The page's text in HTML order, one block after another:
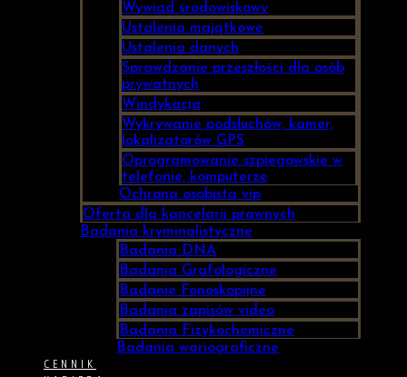
Wywiad środowiskowy
Ustalenia majątkowe
Ustalenia danych
Sprawdzanie przeszłości dla osób
prywatnych
Windykacja
Wykrywanie podsłuchów, kamer,
lokalizatorów GPS
Oprogramowanie szpiegowskie w
telefonie, komputerze
Ochrona osobista vip
Oferta dla kancelarii prawnych
Badania kryminalistyczne
Badania DNA
Badania Grafologiczne
Badanie Fonoskopijne
Badania zapisów video
Badania Fizykochemiczne
Badania wariograficzne
CENNIK